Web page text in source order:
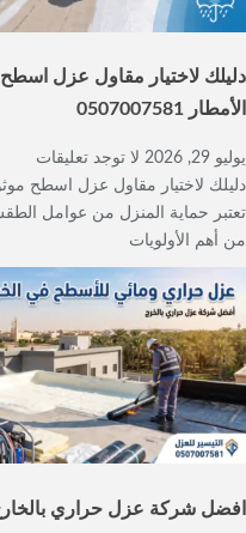
دليلك لاختيار مقاول عزل
الأمطار 0507007581
يوليو 29, 2026
لا توجد تعليقات
دليلك لاختيار مقاول عزل اسطح
تعتبر حماية المنزل من عوامل
من أهم الأولويات
افضل شركة عزل حراري بالخارج|